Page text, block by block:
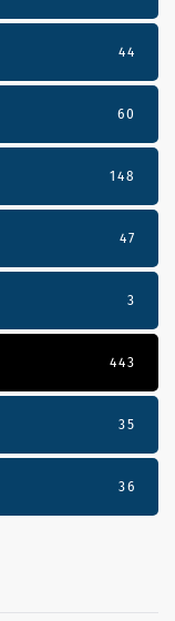
44
60
148
47
3
443
35
36